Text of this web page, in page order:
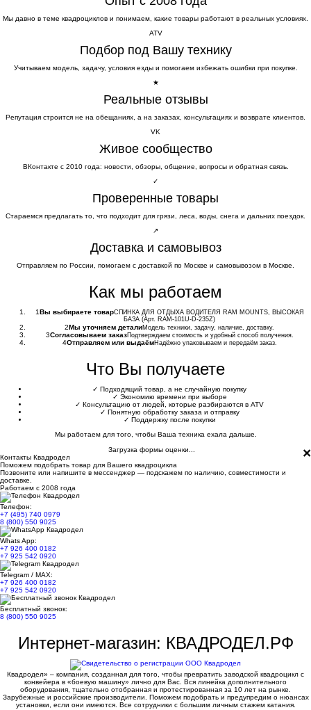
Мы давно в теме квадроциклов и понимаем, какие товары работают в реальных условиях.
ATV
Подбор под Вашу технику
Учитываем модель, задачу, условия езды и помогаем избежать ошибки при покупке.
★
Реальные отзывы
Репутация строится не на обещаниях, а на заказах, консультациях и возврате клиентов.
VK
Живое сообщество
ВКонтакте с 2010 года: новости, обзоры, общение, вопросы и обратная связь.
✓
Проверенные товары
Стараемся предлагать то, что подходит для грязи, леса, воды, снега и дальних поездок.
↗
Доставка и самовывоз
Отправляем по России, помогаем с доставкой по Москве и самовывозом в Москве.
Как мы работаем
1 Вы выбираете товарСПИНКА ДЛЯ ОТДЫХА ВОДИТЕЛЯ RAM MOUNTS, ВЫСОКАЯ
БАЗА (Арт. RAM-101U-D-235Z)
2 Мы уточняем деталиМодель техники, задачу, наличие, доставку.
3Согласовываем заказПодтверждаем стоимость и удобный способ получения.
4Отправляем или выдаёмНадёжно упаковываем и передаём заказ.
Что Вы получаете
✓ Подходящий товар, а не случайную покупку
✓ Экономию времени при выборе
✓ Консультацию от людей, которые разбираются в ATV
✓ Понятную обработку заказа и отправку
✓ Поддержку после покупки
Мы работаем для того, чтобы Ваша техника ехала дальше.
×
Загрузка формы оценки...
Контакты Квадродел
Поможем подобрать товар для Вашего квадроцикла
Позвоните или напишите в мессенджер — подскажем по наличию, совместимости и
доставке.
Работаем с 2008 года
Телефон:
+7 (495) 740 0979
8 (800) 550 9025
Whats App:
+7 926 400 0182
+7 925 542 0920
Telegram / MAX:
+7 926 400 0182
+7 925 542 0920
Бесплатный звонок:
8 (800) 550 9025
Интернет-магазин: КВАДРОДЕЛ.РФ
Квадродел» – компания, созданная для того, чтобы превратить заводской квадроцикл с
конвейера в «боевую машину» лично для Вас. Вся линейка дополнительного
оборудования, тщательно отобранная и протестированная за 10 лет на рынке.
Зарубежные и российские производители. Поможем подобрать и предупредим о нюансах
установки, если они имеются. Все сотрудники с большим личным стажем катания.